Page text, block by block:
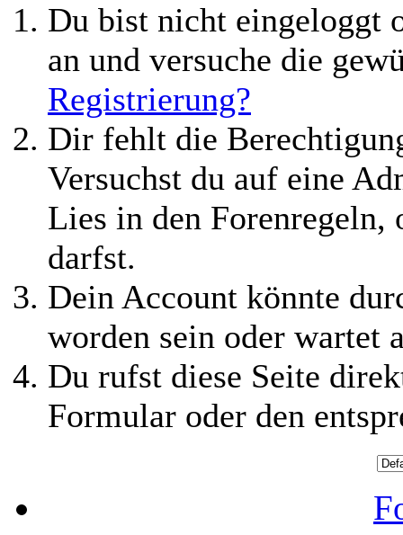
Du bist nicht eingeloggt
an und versuche die
Registrierung?
Dir fehlt die
Versuchst du auf eine
Lies in den Forenregeln,
darfst.
Dein Account könnte
worden sein oder wartet
Du rufst diese Seite
Formular oder den